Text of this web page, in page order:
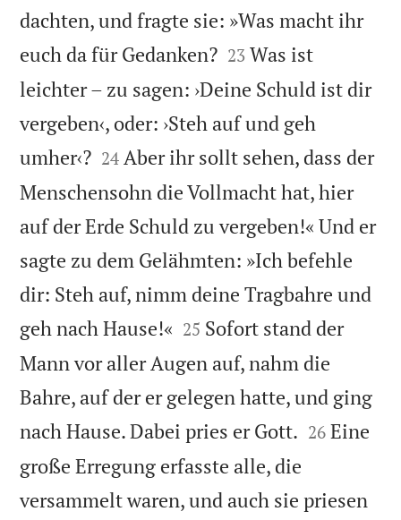
dachten, und fragte sie: »Was macht ihr
euch da für Gedanken?
23 Was ist
leichter – zu sagen: ›Deine Schuld ist dir
vergeben‹, oder: ›Steh auf und geh
umher‹?
24 Aber ihr sollt sehen, dass der
Menschensohn die Vollmacht hat, hier
auf der Erde Schuld zu vergeben!« Und er
sagte zu dem Gelähmten: »Ich befehle
dir: Steh auf, nimm deine Tragbahre und
geh nach Hause!« 

25 Sofort stand der
Mann vor aller Augen auf, nahm die
Bahre, auf der er gelegen hatte, und ging
nach Hause. Dabei pries er Gott. 

26 Eine
große Erregung erfasste alle, die
versammelt waren, und auch sie priesen